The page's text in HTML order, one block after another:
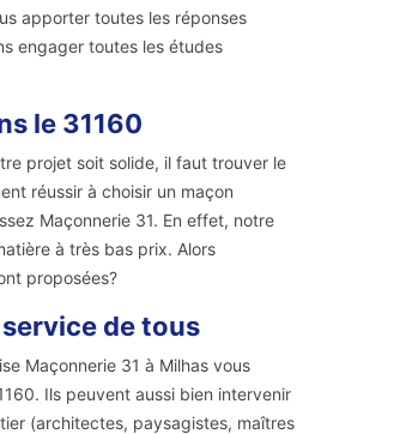
apporter toutes les réponses
engager toutes les études
le 31160
projet soit solide, il faut trouver le
réussir à choisir un maçon
Maçonnerie 31. En effet, notre
à très bas prix. Alors
proposées?
de tous
Maçonnerie 31 à Milhas vous
Ils peuvent aussi bien intervenir
(architectes, paysagistes, maîtres